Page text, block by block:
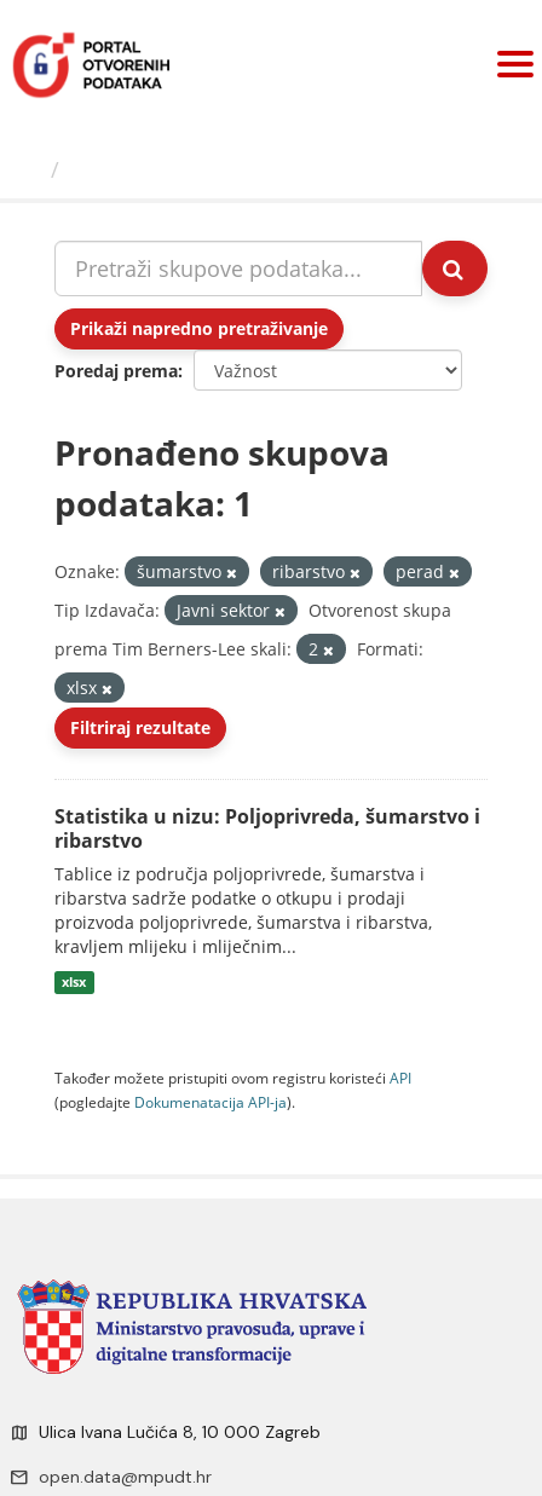
sadržaj
Prikaži napredno pretraživanje
Poredaj prema
Pronađeno skupova
podataka: 1
Oznake: šumarstvo ribarstvo
perad
Tip Izdavača:
Javni sektor
Otvorenost skupa
prema Tim Berners-Lee skali:
2
Formati:
xlsx
Filtriraj rezultate
Statistika u nizu: Poljoprivreda, šumarstvo i
ribarstvo
Tablice iz područja poljoprivrede, šumarstva i
ribarstva sadrže podatke o otkupu i prodaji
proizvoda poljoprivrede, šumarstva i ribarstva,
kravljem mlijeku i mliječnim...
xlsx
Također možete pristupiti ovom registru koristeći API
(pogledajte Dokumenаtаcijа API-jа).